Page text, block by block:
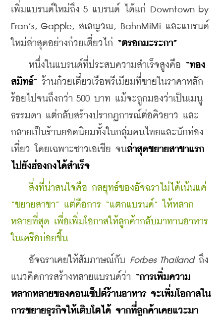
เพิ่มแบรนด์ใหม่ถึง 5 แบรนด์ ได้แก่ Downtown by
Fran’s, Gapple, สเลญวณ, BahnMiMi และแบรนด์
ใหม่ล่าสุดอย่างก๋วยเตี๋ยวไก่ “ตรอกมะระกา”
หนึ่งในแบรนด์ที่ประสบความสำเร็จสูงคือ “ทอง
สมิทธ์” ร้านก๋วยเตี๋ยวเรือพรีเมียมที่ขายในราคาหลัก
ร้อยไปจนถึงกว่า 500 บาท แม้จะถูกมองว่าเป็นเมนู
ธรรมดา แต่กลับสร้างปรากฏการณ์ต่อคิวยาว และ
กลายเป็นร้านยอดนิยมทั้งในกลุ่มคนไทยและนักท่อง
เที่ยว โดยเฉพาะชาวเอเชีย จนล่าสุดขยายสาขาแรก
ไปยังฮ่องกงได้สำเร็จ
สิ่งที่น่าสนใจคือ กลยุทธ์ของอัจฉราไม่ได้เน้นแค่
“ขยายสาขา” แต่คือการ “แตกแบรนด์” ให้หลาก
หลายที่สุด เพื่อเพิ่มโอกาสให้ลูกค้ากลับมาทานอาหาร
ในเครือบ่อยขึ้น
อัจฉราเคยให้สัมภาษณ์กับ Forbes Thailand ถึง
แนวคิดการสร้างหลายแบรนด์ว่า “การเพิ่มความ
หลากหลายของคอนเซ็ปต์ร้านอาหาร จะเพิ่มโอกาสใน
การขยายธุรกิจให้เติบโตได้ จากที่ลูกค้าเคยแวะมา